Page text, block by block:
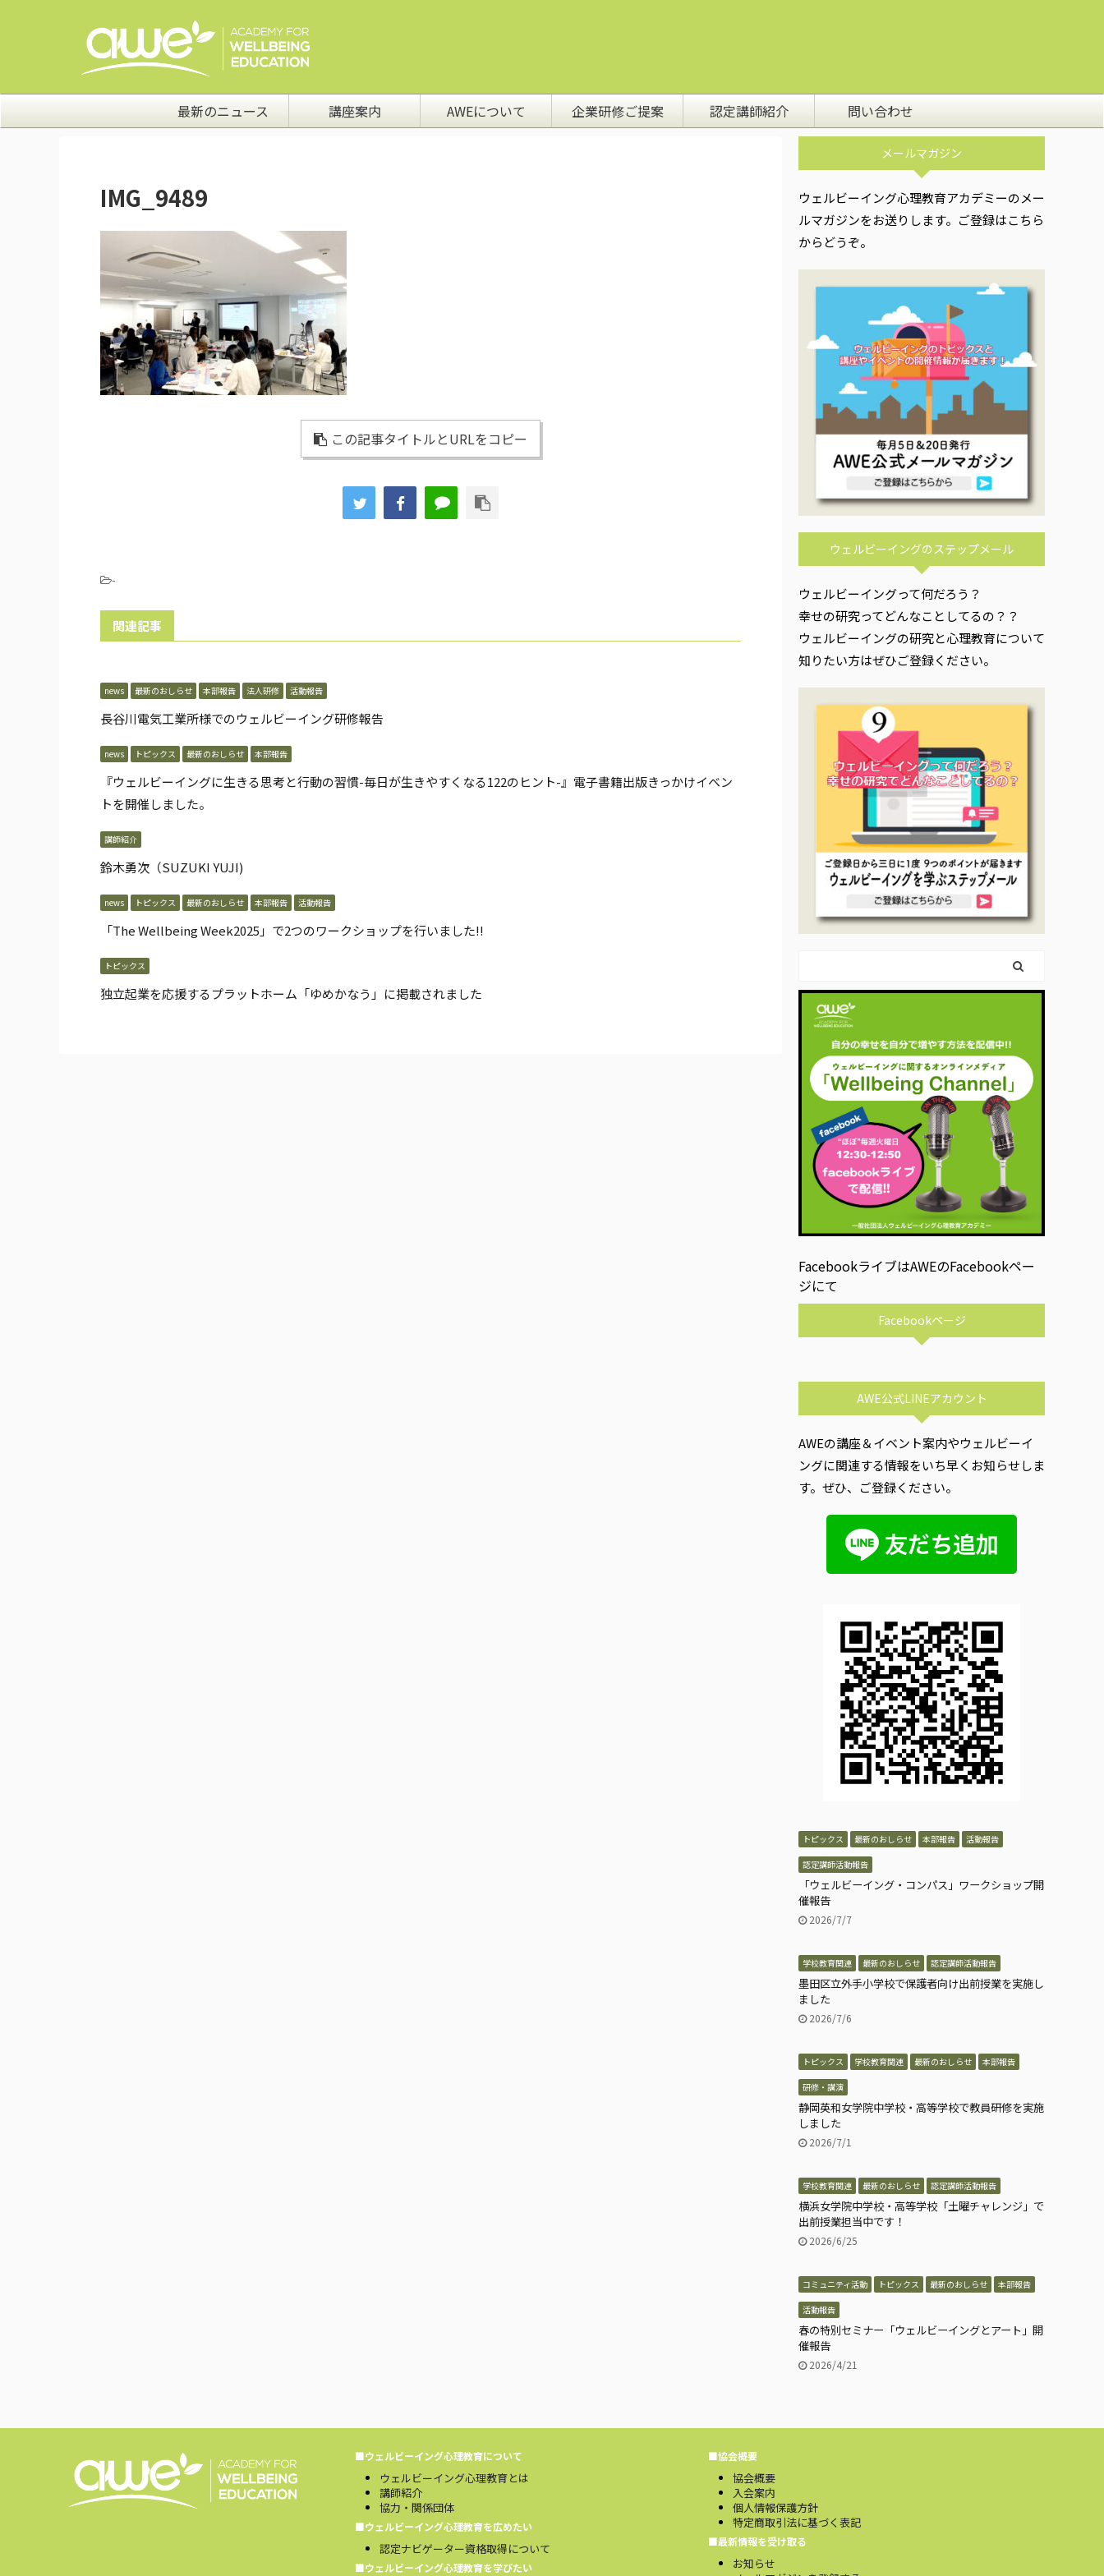
最新のニュース 講座案内 AWEについて 企業研修ご提案 認定講師紹介 問い合わせ
IMG_9489
この記事タイトルとURLをコピー
-
関連記事
news 最新のおしらせ 本部報告 法人研修 活動報告
長谷川電気工業所様でのウェルビーイング研修報告
news トピックス 最新のおしらせ 本部報告
『ウェルビーイングに生きる思考と行動の習慣-毎日が生きやすくなる122のヒント-』電子書籍出版きっかけイベン
トを開催しました。
講師紹介
鈴木勇次（SUZUKI YUJI)
news トピックス 最新のおしらせ 本部報告 活動報告
「The Wellbeing Week2025」で2つのワークショップを行いました!!
トピックス
独立起業を応援するプラットホーム「ゆめかなう」に掲載されました
メールマガジン
ウェルビーイング心理教育アカデミーのメー
ルマガジンをお送りします。ご登録はこちら
からどうぞ。
ウェルビーイングのステップメール
ウェルビーイングって何だろう？
幸せの研究ってどんなことしてるの？？
ウェルビーイングの研究と心理教育について
知りたい方はぜひご登録ください。
FacebookライブはAWEのFacebookペー
ジにて
Facebookページ
AWE公式LINEアカウント
AWEの講座＆イベント案内やウェルビーイ
ングに関連する情報をいち早くお知らせしま
す。ぜひ、ご登録ください。
トピックス 最新のおしらせ 本部報告 活動報告
認定講師活動報告
「ウェルビーイング・コンパス」ワークショップ開
催報告
2026/7/7
学校教育関連 最新のおしらせ 認定講師活動報告
墨田区立外手小学校で保護者向け出前授業を実施し
ました
2026/7/6
トピックス 学校教育関連 最新のおしらせ 本部報告
研修・講演
静岡英和女学院中学校・高等学校で教員研修を実施
しました
2026/7/1
学校教育関連 最新のおしらせ 認定講師活動報告
横浜女学院中学校・高等学校「土曜チャレンジ」で
出前授業担当中です！
2026/6/25
コミュニティ活動 トピックス 最新のおしらせ 本部報告
活動報告
春の特別セミナー「ウェルビーイングとアート」開
催報告
2026/4/21
■ウェルビーイング心理教育について
ウェルビーイング心理教育とは
講師紹介
協力・関係団体
■ウェルビーイング心理教育を広めたい
認定ナビゲーター資格取得について
■ウェルビーイング心理教育を学びたい
■協会概要
協会概要
入会案内
個人情報保護方針
特定商取引法に基づく表記
■最新情報を受け取る
お知らせ